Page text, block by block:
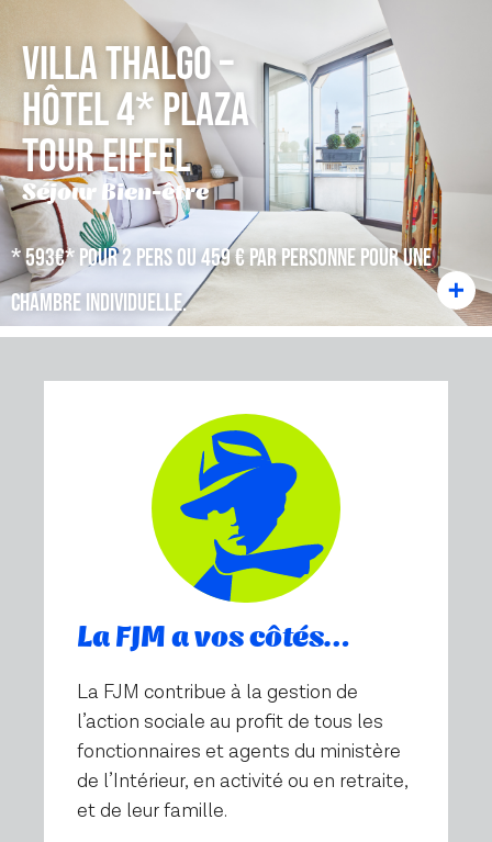
VILLA THALGO –
HÔTEL 4* PLAZA
TOUR EIFFEL
Séjour Bien-être
* 593€* pour 2 pers ou 459 € par personne pour une
chambre individuelle.
La FJM a vos côtés…
La FJM contribue à la gestion de
l’action sociale au profit de tous les
fonctionnaires et agents du ministère
de l’Intérieur, en activité ou en retraite,
et de leur famille.